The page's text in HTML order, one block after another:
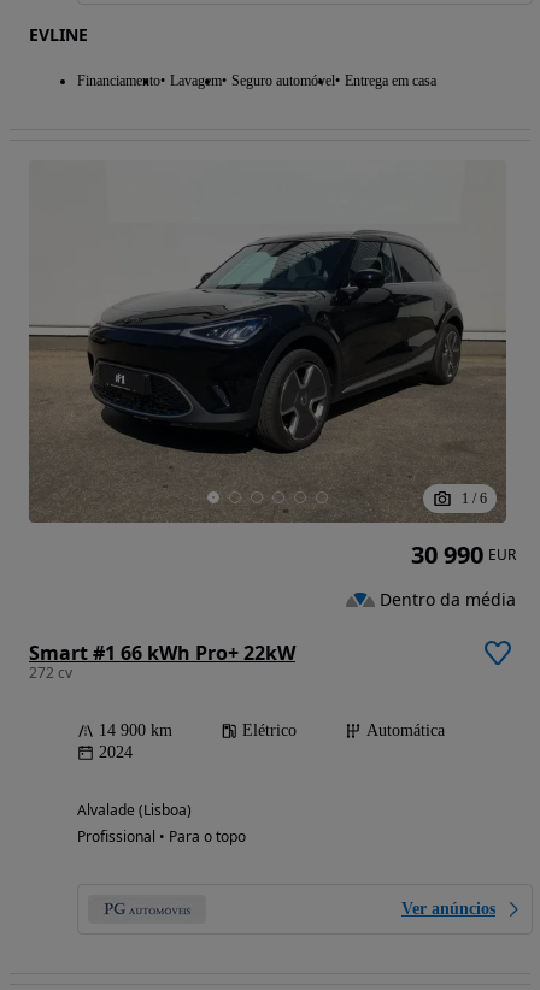
EVLINE
Financiamento Lavagem Seguro automóvel Entrega em casa
1 / 6
Smart #1 66 kWh Pro+ 22kW
272 cv
14 900 km Elétrico
Automática
2024
Alvalade (Lisboa)
Profissional • Para o topo
Ver anúncios
30 990 EUR
Dentro da média